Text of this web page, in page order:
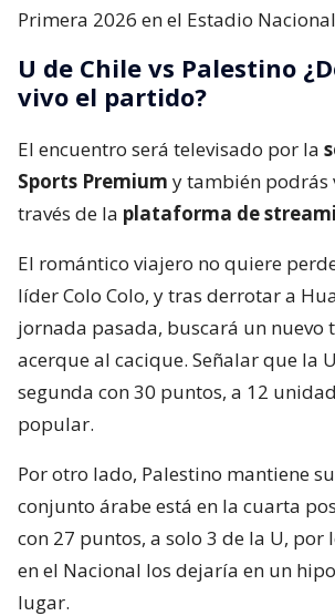
Primera 2026 en el Estadio
U de Chile vs Palestino
vivo el partido?
El encuentro será televisado por la
Sports Premium y también podrás
través de la plataforma de
El romántico viajero no quiere
líder Colo Colo, y tras derrotar a
jornada pasada, buscará un nuevo
acerque al cacique. Señalar que la
segunda con 30 puntos, a 12
popular.
Por otro lado, Palestino mantiene
conjunto árabe está en la cuarta
con 27 puntos, a solo 3 de la U,
en el Nacional los dejaría en un
lugar.